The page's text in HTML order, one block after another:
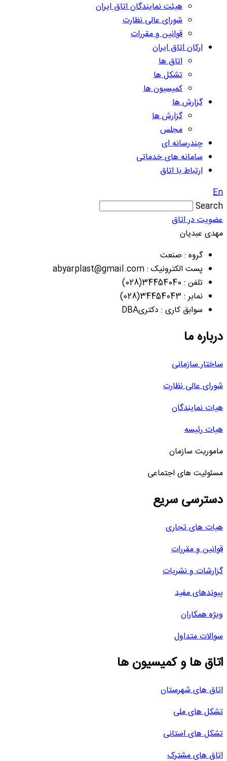
هیئت نمایندگان اتاق ایران
شورای عالی نظارت
قوانین و مقررات
ارکان اتاق ایران
اتاق ها
تشکل ها
کمیسیون ها
گزارش ها
گزارش ها
مجلس
چندرسانه ای
سامانه های خدماتی
ارتباط با اتاق
En
Search
عضویت در اتاق
مهدی عبدیان
گروه : صنعت
پست الکترونیک : abyarplast@gmail.com
تلفن : 34454040(028)
نمابر : 34454043(028)
سوابق کاری : دکتریDBA
درباره ما
ساختار سازمانی
شورای عالی نظارت
هیات نمایندگان
هیات رئیسه
ماموریت سازمان
مسئولیت های اجتماعی
دسترسی سریع
هیات های تجاری
قوانین و مقررات
گزارشات و نشریات
پیوندهای مفید
ویژه همکاران
سوالات متداول
اتاق ها و کمیسیون ها
اتاق های شهرستان
تشکل های ملی
تشکل های استانی
اتاق های مشترک